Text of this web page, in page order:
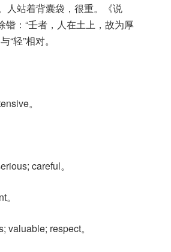
人站着背囊袋，很重。《说
锴：“壬者，人在土上，故为厚
“轻”相对。
。
careful。
valuable; respect。